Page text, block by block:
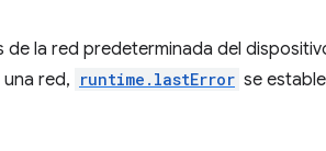
de la red predeterminada del
red, runtime.lastError se